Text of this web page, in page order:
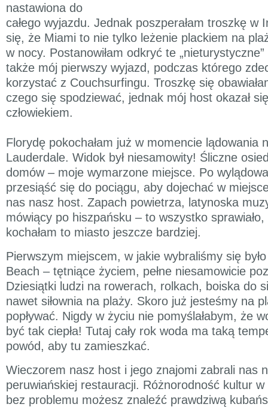
nastawiona do
całego wyjazdu. Jednak poszperałam troszkę w
się, że Miami to nie tylko leżenie plackiem na
w nocy. Postanowiłam odkryć te
także mój pierwszy wyjazd, podczas którego
korzystać z Couchsurfingu. Troszkę się
czego się spodziewać, jednak mój host okazał
człowiekiem.
Florydę pokochałam już w momencie lądowania
Lauderdale. Widok był niesamowity! Śliczne
domów – moje wymarzone miejsce. Po
przesiąść się do pociągu, aby dojechać w
nas nasz host. Zapach powietrza, latynoska
mówiący po hiszpańsku – to wszystko
kochałam to miasto jeszcze bardziej.
Pierwszym miejscem, w jakie wybraliśmy się
Beach – tętniące życiem, pełne niesamowicie
Dziesiątki ludzi na rowerach, rolkach, boiska do
nawet siłownia na plaży. Skoro już jesteśmy na
popływać. Nigdy w życiu nie pomyślałabym, że
być tak ciepła! Tutaj cały rok woda ma taką
powód, aby tu zamieszkać.
Wieczorem nasz host i jego znajomi zabrali nas
peruwiańskiej restauracji. Różnorodność kultur
bez problemu możesz znaleźć prawdziwą